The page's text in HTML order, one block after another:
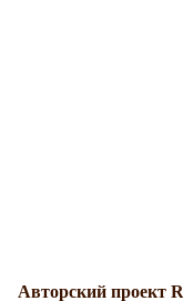
Авторский проект